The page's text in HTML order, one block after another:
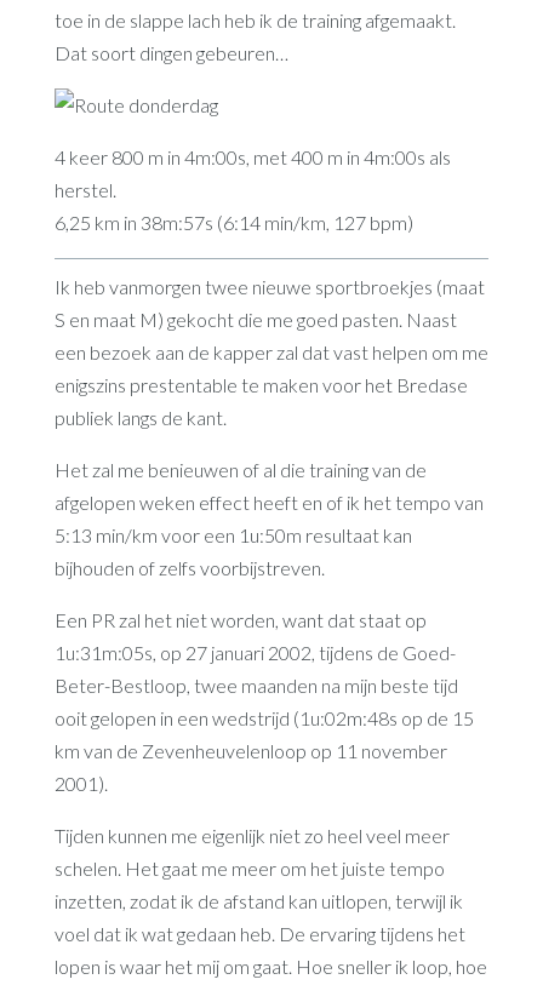
toe in de slappe lach heb ik de training afgemaakt.
Dat soort dingen gebeuren…
4 keer 800 m in 4m:00s, met 400 m in 4m:00s als
herstel.
6,25 km in 38m:57s (6:14 min/km, 127 bpm)
Ik heb vanmorgen twee nieuwe sportbroekjes (maat
S en maat M) gekocht die me goed pasten. Naast
een bezoek aan de kapper zal dat vast helpen om me
enigszins prestentable te maken voor het Bredase
publiek langs de kant.
Het zal me benieuwen of al die training van de
afgelopen weken effect heeft en of ik het tempo van
5:13 min/km voor een 1u:50m resultaat kan
bijhouden of zelfs voorbijstreven.
Een PR zal het niet worden, want dat staat op
1u:31m:05s, op 27 januari 2002, tijdens de Goed-
Beter-Bestloop, twee maanden na mijn beste tijd
ooit gelopen in een wedstrijd (1u:02m:48s op de 15
km van de Zevenheuvelenloop op 11 november
2001).
Tijden kunnen me eigenlijk niet zo heel veel meer
schelen. Het gaat me meer om het juiste tempo
inzetten, zodat ik de afstand kan uitlopen, terwijl ik
voel dat ik wat gedaan heb. De ervaring tijdens het
lopen is waar het mij om gaat. Hoe sneller ik loop, hoe